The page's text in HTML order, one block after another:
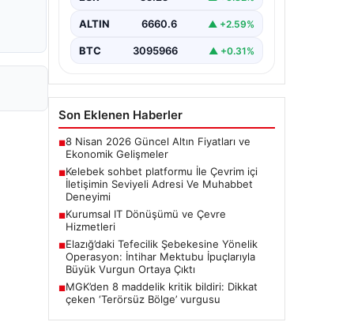
seviyeli bir şekilde irtibat kurması
Günümüzde çeşitli…
ALTIN 6660.6 ▲ +2.59%
BTC 3095966 ▲ +0.31%
Son Eklenen Haberler
■8 Nisan 2026 Güncel Altın Fiyatları ve
Ekonomik Gelişmeler
■Kelebek sohbet platformu İle Çevrim içi
İletişimin Seviyeli Adresi Ve Muhabbet
Deneyimi
■Kurumsal IT Dönüşümü ve Çevre
Hizmetleri
■Elazığ’daki Tefecilik Şebekesine Yönelik
Operasyon: İntihar Mektubu İpuçlarıyla
Büyük Vurgun Ortaya Çıktı
■MGK’den 8 maddelik kritik bildiri: Dikkat
çeken ‘Terörsüz Bölge’ vurgusu